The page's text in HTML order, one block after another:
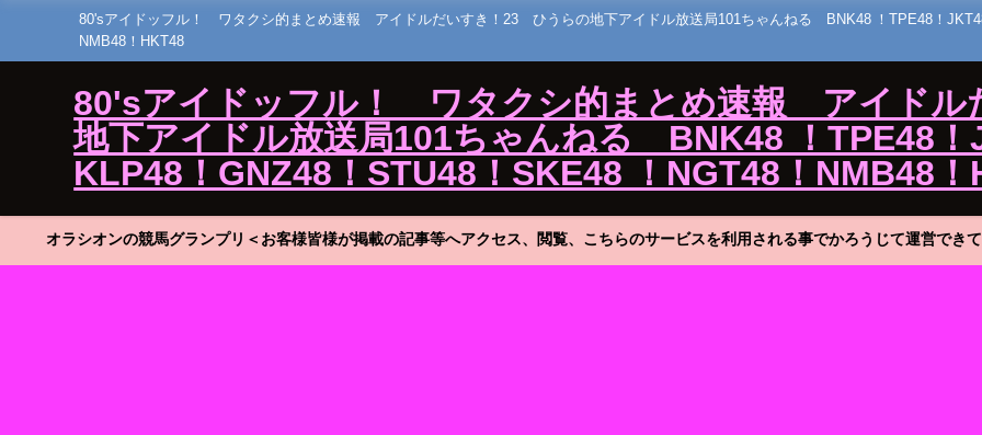
80'sアイドッフル！ ワタクシ的まとめ速報 アイドルだいすき！23 ひうらの地下アイドル放送局101ちゃんねる BNK48 ！TPE48！JKT48
NMB48！HKT48
80'sアイドッフル！ ワタクシ的まとめ速報 アイド
地下アイドル放送局101ちゃんねる BNK48 ！TPE48！
KLP48！GNZ48！STU48！SKE48 ！NGT48！NMB48！
オラシオンの競馬グランプリ＜お客様皆様が掲載の記事等へアクセス、閲覧、こちらのサービスを利用される事でかろうじて運営でき